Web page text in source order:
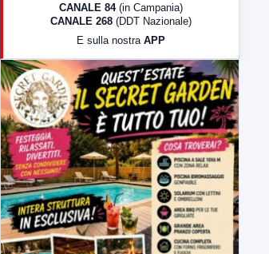
LabNews (Diretta)
23:00 LabNews (replica)
CANALE 84 (in Campania)
CANALE 268 (DDT Nazionale)
E sulla nostra APP